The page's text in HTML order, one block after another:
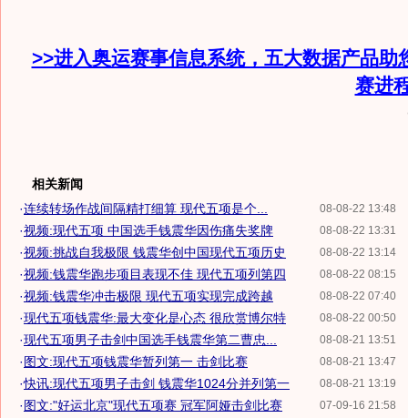
>>进入奥运赛事信息系统，五大数据产品助
赛进
相关新闻
08-08-22 13:48
·连续转场作战间隔精打细算 现代五项是个...
08-08-22 13:31
·视频:现代五项 中国选手钱震华因伤痛失奖牌
08-08-22 13:14
·视频:挑战自我极限 钱震华创中国现代五项历史
08-08-22 08:15
·视频:钱震华跑步项目表现不佳 现代五项列第四
08-08-22 07:40
·视频:钱震华冲击极限 现代五项实现完成跨越
08-08-22 00:50
·现代五项钱震华:最大变化是心态 很欣赏博尔特
08-08-21 13:51
·现代五项男子击剑中国选手钱震华第二曹忠...
08-08-21 13:47
·图文:现代五项钱震华暂列第一 击剑比赛
08-08-21 13:19
·快讯:现代五项男子击剑 钱震华1024分并列第一
07-09-16 21:58
·图文:"好运北京"现代五项赛 冠军阿娅击剑比赛